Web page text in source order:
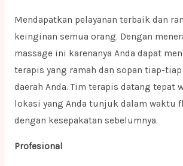
Mendapatkan pelayanan terbaik dan
keinginan semua orang. Dengan
massage ini karenanya Anda dapat
terapis yang ramah dan sopan tiap-
daerah Anda. Tim terapis datang tepat
lokasi yang Anda tunjuk dalam waktu
dengan kesepakatan sebelumnya.
Profesional